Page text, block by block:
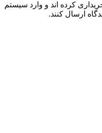
کرده اند و وارد سیستم
ارسال کنند.